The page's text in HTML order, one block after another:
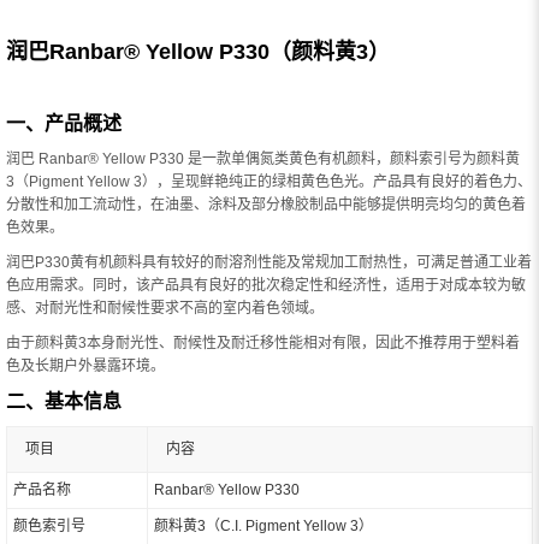
润巴Ranbar® Yellow P330（颜料黄3）
一、产品概述
润巴 Ranbar® Yellow P330 是一款单偶氮类黄色有机颜料，颜料索引号为颜料黄
3（Pigment Yellow 3），呈现鲜艳纯正的绿相黄色色光。产品具有良好的着色力、
分散性和加工流动性，在油墨、涂料及部分橡胶制品中能够提供明亮均匀的黄色着
色效果。
润巴P330黄有机颜料具有较好的耐溶剂性能及常规加工耐热性，可满足普通工业着
色应用需求。同时，该产品具有良好的批次稳定性和经济性，适用于对成本较为敏
感、对耐光性和耐候性要求不高的室内着色领域。
由于颜料黄3本身耐光性、耐候性及耐迁移性能相对有限，因此不推荐用于塑料着
色及长期户外暴露环境。
二、基本信息
项目 内容
产品名称 Ranbar® Yellow P330
颜色索引号 颜料黄3（C.I. Pigment Yellow 3）